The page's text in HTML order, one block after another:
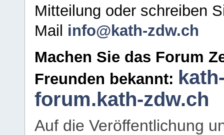
Mitteilung oder schreiben
Mail info@kath-zdw.ch
Machen Sie das Forum
Freunden bekannt:
forum.kath-zdw.ch
Auf die Veröffentlichung